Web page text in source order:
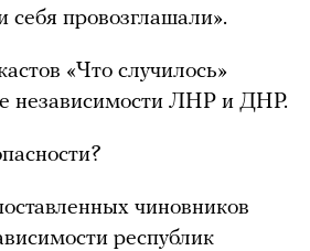
себя провозглашали».
«Что случилось»
независимости ЛНР и ДНР.
чиновников
республик